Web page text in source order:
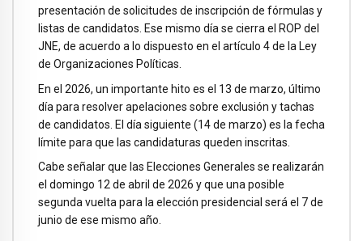
presentación de solicitudes de inscripción de fórmulas y
listas de candidatos. Ese mismo día se cierra el ROP del
JNE, de acuerdo a lo dispuesto en el artículo 4 de la Ley
de Organizaciones Políticas.
En el 2026, un importante hito es el 13 de marzo, último
día para resolver apelaciones sobre exclusión y tachas
de candidatos. El día siguiente (14 de marzo) es la fecha
límite para que las candidaturas queden inscritas.
Cabe señalar que las Elecciones Generales se realizarán
el domingo 12 de abril de 2026 y que una posible
segunda vuelta para la elección presidencial será el 7 de
junio de ese mismo año.